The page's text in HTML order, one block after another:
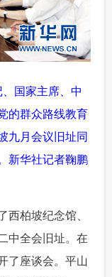
数据
无人机
新华广播
国家主席、中
的群众路线教育
九月会议旧址同
新华社记者鞠鹏
柏坡纪念馆、
中全会旧址。在
了座谈会。平山